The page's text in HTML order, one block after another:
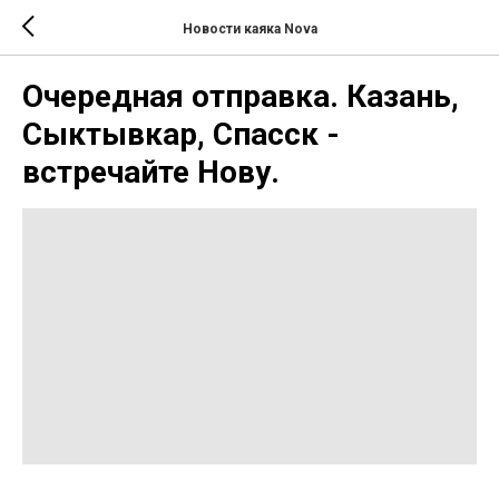
Новости каяка Nova
Очередная отправка. Казань,
Сыктывкар, Спасск -
встречайте Нову.